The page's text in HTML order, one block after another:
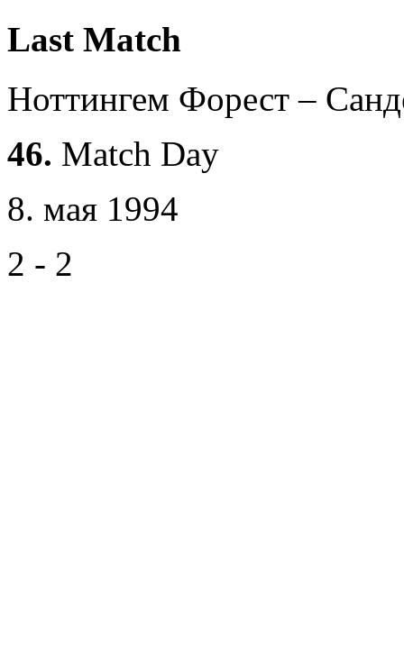
Last Match
Ноттингем Форест –
46. Match Day
8. мая 1994
2 - 2